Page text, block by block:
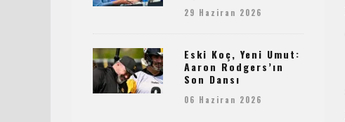
29 Haziran 2026
Eski Koç, Yeni Umut:
Aaron Rodgers’ın
Son Dansı
06 Haziran 2026